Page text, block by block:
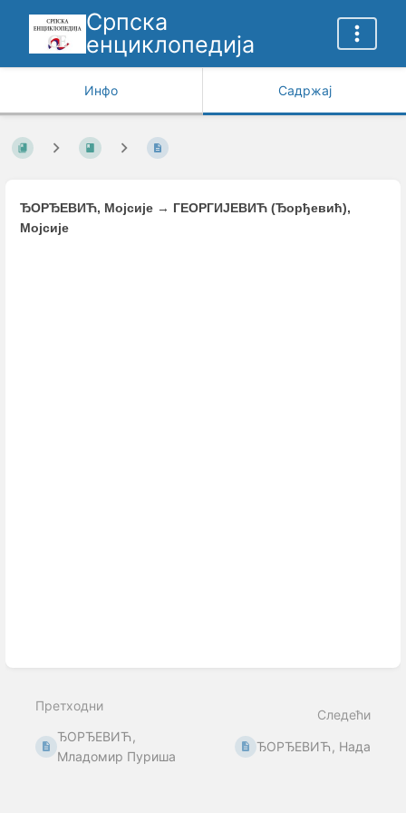
Српска
енциклопедија
Инфо Садржај
ЂОРЂЕВИЋ, Мојсије → ГЕОРГИЈЕВИЋ (Ђорђевић),
Мојсије
Претходни
ЂОРЂЕВИЋ,
Младомир Пуриша
Следећи
ЂОРЂЕВИЋ, Нада